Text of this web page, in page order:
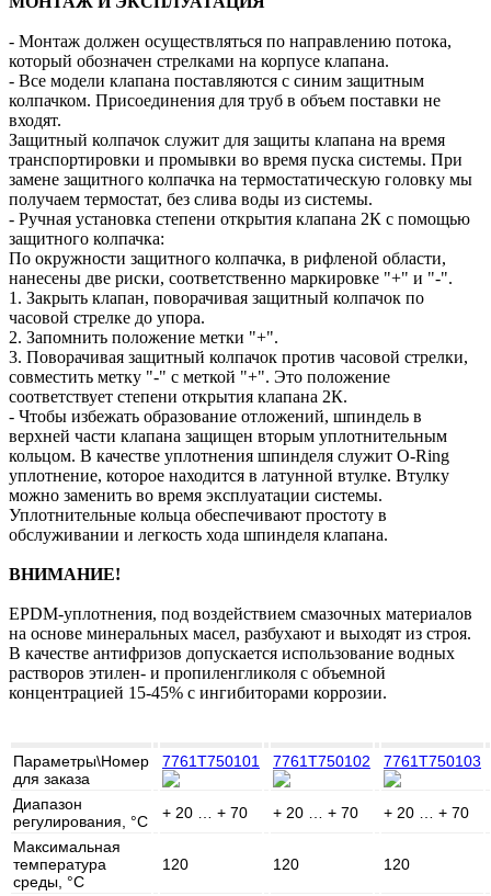
- Монтаж должен осуществляться по направлению потока,
который обозначен стрелками на корпусе клапана.
- Все модели клапана поставляются с синим защитным
колпачком. Присоединения для труб в объем поставки не
входят.
Защитный колпачок служит для защиты клапана на время
транспортировки и промывки во время пуска системы. При
замене защитного колпачка на термостатическую головку мы
получаем термостат, без слива воды из системы.
- Ручная установка степени открытия клапана 2К с помощью
защитного колпачка:
По окружности защитного колпачка, в рифленой области,
нанесены две риски, соответственно маркировке "+" и "-".
1. Закрыть клапан, поворачивая защитный колпачок по
часовой стрелке до упора.
2. Запомнить положение метки "+".
3. Поворачивая защитный колпачок против часовой стрелки,
совместить метку "-" с меткой "+". Это положение
соответствует степени открытия клапана 2К.
- Чтобы избежать образование отложений, шпиндель в
верхней части клапана защищен вторым уплотнительным
кольцом. В качестве уплотнения шпинделя служит O-Ring
уплотнение, которое находится в латунной втулке. Втулку
можно заменить во время эксплуатации системы.
Уплотнительные кольца обеспечивают простоту в
обслуживании и легкость хода шпинделя клапана.
ВНИМАНИЕ!
EPDM-уплотнения, под воздействием смазочных материалов
на основе минеральных масел, разбухают и выходят из строя.
В качестве антифризов допускается использование водных
растворов этилен- и пропиленгликоля с объемной
концентрацией 15-45% с ингибиторами коррозии.
Параметры\Номер
для заказа
7761T750101 7761T750102 7761T750103
Диапазон
регулирования, °C
+ 20 … + 70 + 20 … + 70
+ 20 … + 70
Максимальная
температура
среды, °C
120 120 120